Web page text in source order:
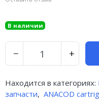
В наличии
− +
Находится в категориях:
запчасти, ANACOD